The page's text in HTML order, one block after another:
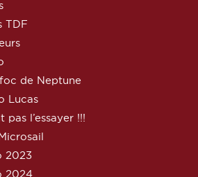
TDF
de Neptune
Lucas
l’essayer !!!
2023
2024